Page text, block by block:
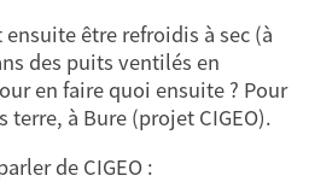
être refroidis à sec (à
des puits ventilés en
en faire quoi ensuite ? Pour
terre, à Bure (projet CIGEO).
de CIGEO :